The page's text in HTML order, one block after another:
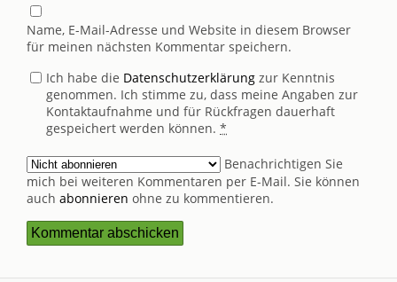
Name, E-Mail-Adresse und Website in diesem Browser
für meinen nächsten Kommentar speichern.
Ich habe die Datenschutzerklärung zur Kenntnis
genommen. Ich stimme zu, dass meine Angaben zur
Kontaktaufnahme und für Rückfragen dauerhaft
gespeichert werden können. *
Benachrichtigen Sie
mich bei weiteren Kommentaren per E-Mail. Sie können
auch abonnieren ohne zu kommentieren.